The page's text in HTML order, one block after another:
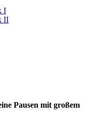
I
II
Pausen mit großem